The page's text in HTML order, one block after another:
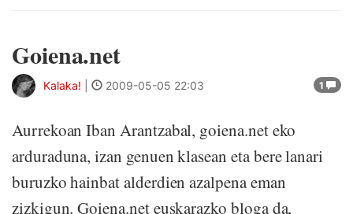
Goiena.net
1
Kalaka! 2009-05-05 22:03
Aurrekoan Iban Arantzabal, goiena.net eko
arduraduna, izan genuen klasean eta bere lanari
buruzko hainbat alderdien azalpena eman
zizkigun. Goiena.net euskarazko bloga da,